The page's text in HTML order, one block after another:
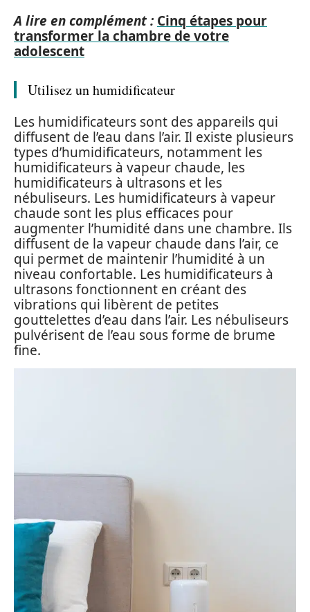
A lire en complément : Cinq étapes pour
transformer la chambre de votre
adolescent
Utilisez un humidificateur
Les humidificateurs sont des appareils qui
diffusent de l’eau dans l’air. Il existe plusieurs
types d’humidificateurs, notamment les
humidificateurs à vapeur chaude, les
humidificateurs à ultrasons et les
nébuliseurs. Les humidificateurs à vapeur
chaude sont les plus efficaces pour
augmenter l’humidité dans une chambre. Ils
diffusent de la vapeur chaude dans l’air, ce
qui permet de maintenir l’humidité à un
niveau confortable. Les humidificateurs à
ultrasons fonctionnent en créant des
vibrations qui libèrent de petites
gouttelettes d’eau dans l’air. Les nébuliseurs
pulvérisent de l’eau sous forme de brume
fine.